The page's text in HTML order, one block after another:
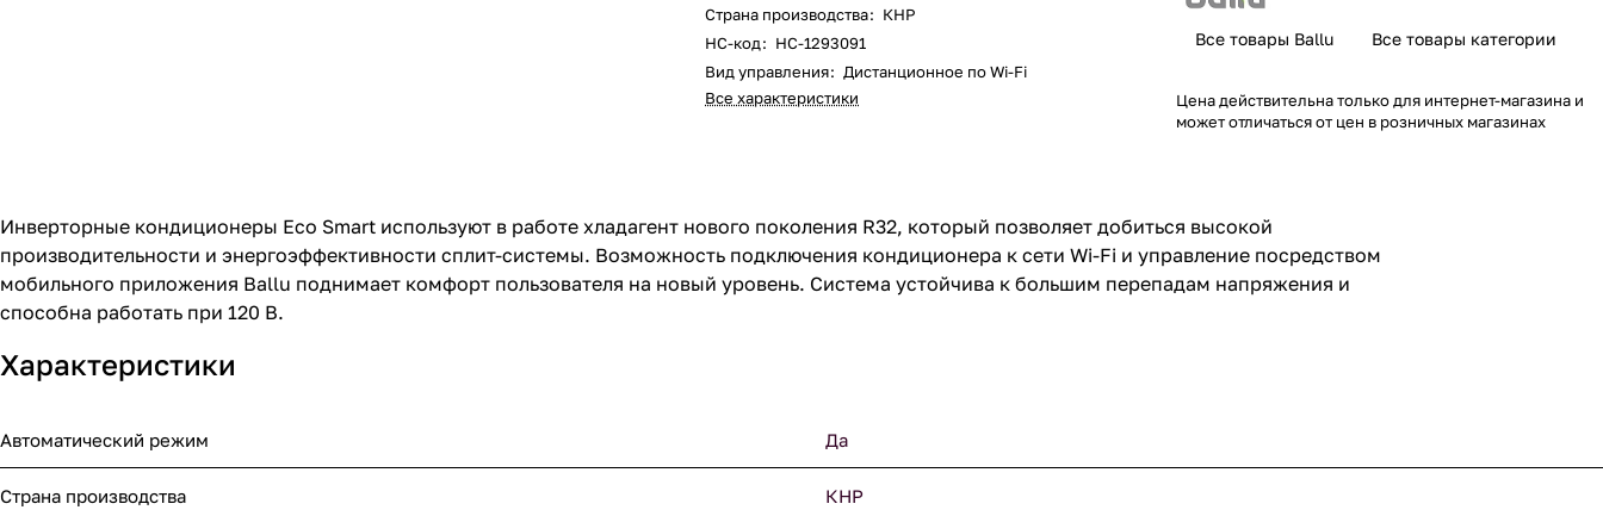
Страна производства: КНР
НС-код: НС-1293091
Вид управления: Дистанционное по Wi-Fi
Все характеристики
Все товары Ballu Все товары категории
Цена действительна только для интернет-магазина и
может отличаться от цен в розничных магазинах
Инверторные кондиционеры Eco Smart используют в работе хладагент нового поколения R32, который позволяет добиться высокой
производительности и энергоэффективности сплит-системы. Возможность подключения кондиционера к сети Wi-Fi и управление посредством
мобильного приложения Ballu поднимает комфорт пользователя на новый уровень. Система устойчива к большим перепадам напряжения и
способна работать при 120 В.
Характеристики
Автоматический режим Да
Страна производства КНР